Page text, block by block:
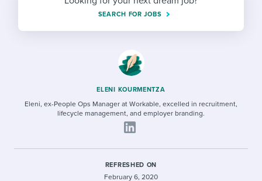
Candidate/employee experiences
SEARCH FOR JOBS
ELENI KOURMENTZA
Eleni, ex-People Ops Manager at Workable, excelled in recruitment,
lifecycle management, and employer branding.
REFRESHED ON
February 6, 2020